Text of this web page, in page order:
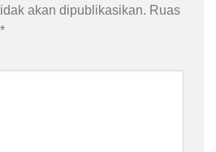
akan dipublikasikan. Ruas
*